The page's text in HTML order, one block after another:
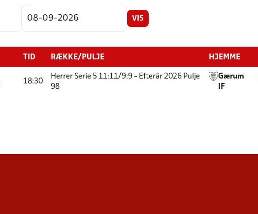
VIS
TID RÆKKE/PULJE HJEMME
18:30
Herrer Serie 5 11:11/9:9 - Efterår 2026 Pulje
98
Gærum
IF